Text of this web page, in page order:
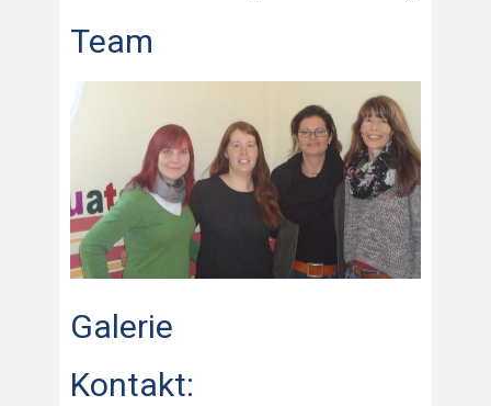
Team
Galerie
Kontakt: